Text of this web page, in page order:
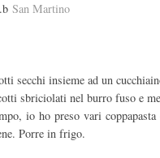
San Martino
secchi insieme ad un
sbriciolati nel burro fuso e
io ho preso vari
Porre in frigo.